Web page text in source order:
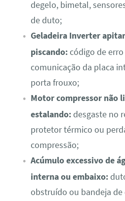
degelo, bimetal,
de duto;
Geladeira Inverter
piscando:código de
comunicação da placa
porta frouxo;
Motor compressor não
estalando:desgaste no
protetor térmico ou
compressão;
Acúmulo excessivo de
interna ou embaixo:
obstruído ou bandeja de